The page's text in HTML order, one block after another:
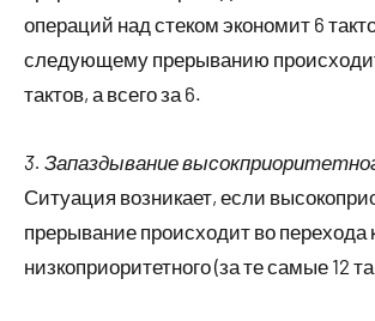
операций над стеком экономит 6
следующему прерыванию
тактов, а всего за 6.
3. Запаздывание
Ситуация возникает, если
прерывание происходит во перехода
низкоприоритетного (за те самые 12